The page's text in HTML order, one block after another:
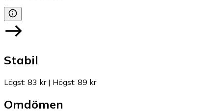
Stabil
Lägst: 83 kr| Högst: 89 kr
Omdömen